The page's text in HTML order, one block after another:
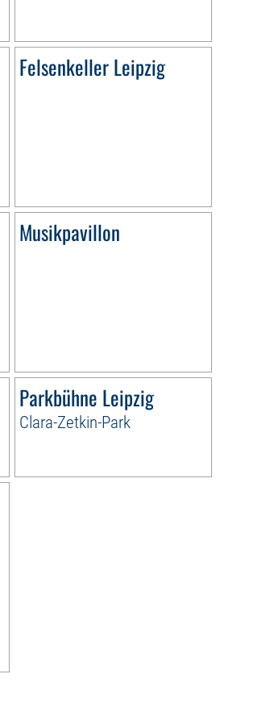
Felsenkeller Leipzig
Musikpavillon
Parkbühne Leipzig
Clara-Zetkin-Park